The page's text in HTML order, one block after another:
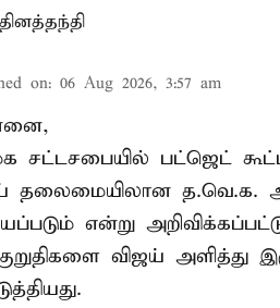
தினத்தந்தி
on: 06 Aug 2026, 3:57 am
சட்டசபையில் பட்ஜெட்
தலைமையிலான த.வெ.க.
என்று
விஜய் அளித்து